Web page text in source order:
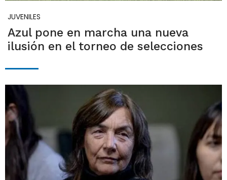
JUVENILES
Azul pone en marcha una nueva
ilusión en el torneo de selecciones